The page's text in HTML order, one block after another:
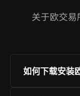
关于欧交
如何下载安装